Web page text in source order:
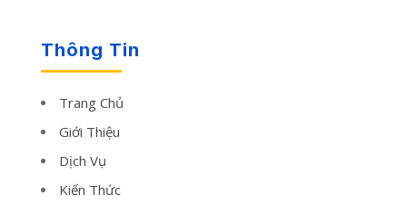
Thông Tin
Trang Chủ
Giới Thiệu
Dịch Vụ
Kiến Thức